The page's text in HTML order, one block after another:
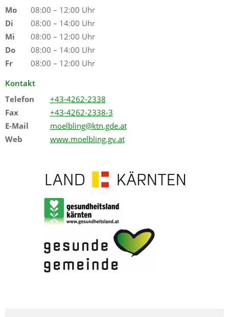
Mo
08:00 – 12:00 Uhr
Di
08:00 – 14:00 Uhr
Mi
08:00 – 12:00 Uhr
Do
08:00 – 14:00 Uhr
Fr
08:00 – 12:00 Uhr
Kontakt
Telefon
+43-4262-2338
Fax
+43-4262-2338-3
E-Mail
moelbling@ktn.gde.at
Web
www.moelbling.gv.at